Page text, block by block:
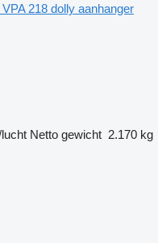
218 dolly aanhanger
Netto gewicht 2.170 kg